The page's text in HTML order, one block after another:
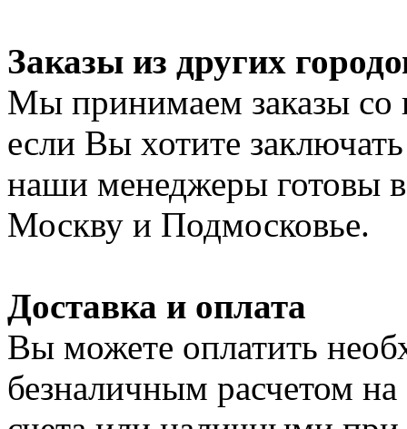
Заказы из других
Мы принимаем заказы со
если Вы хотите
наши менеджеры готовы
Москву и Подмосковье.
Доставка и оплата
Вы можете оплатить
безналичным расчетом